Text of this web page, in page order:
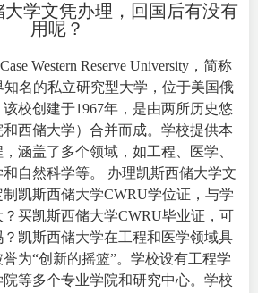
学文凭办理，回国后有没有
用呢？
Western Reserve University，简称
知名的私立研究型大学，位于美国俄
校创建于1967年，是由两所历史悠
西储大学）合并而成。学校提供本
涵盖了多个领域，如工程、医学、
自然科学等。 办理凯斯西储大学文
凯斯西储大学CWRU学位证，与学
买凯斯西储大学CWRU毕业证，可
凯斯西储大学在工程和医学领域具
为“创新的摇篮”。学校设有工程学
等多个专业学院和研究中心。学校